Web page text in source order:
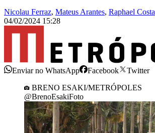
Nicolau Ferraz, Mateus Arantes, Raphael Costa
04/02/2024 15:28
Enviar no WhatsApp Facebook
Twitter
BRENO ESAKI/METRÓPOLES
@BrenoEsakiFoto